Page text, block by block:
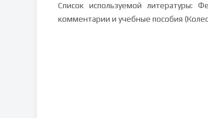
Список используемой литературы:
комментарии и учебные пособия